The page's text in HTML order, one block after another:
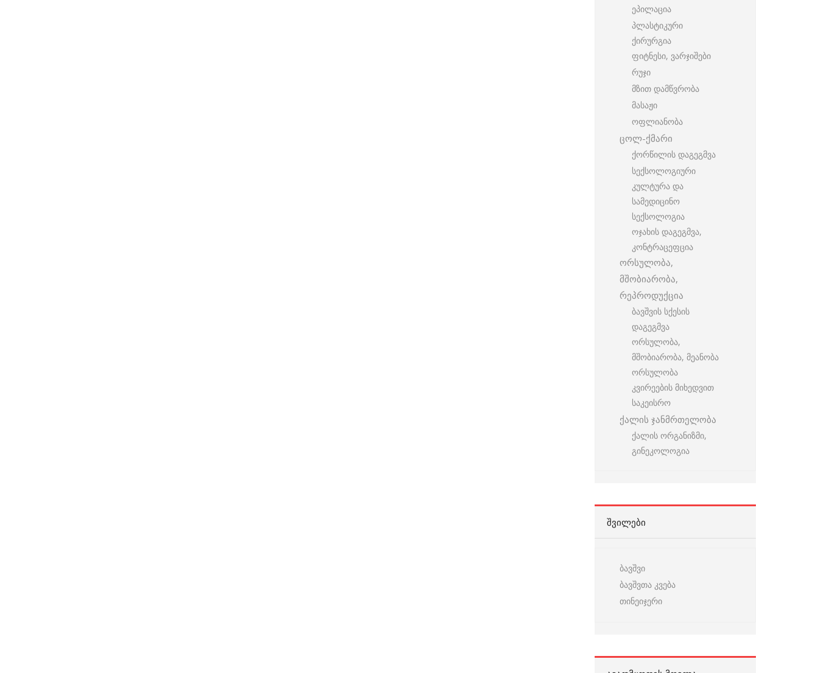
ეპილაცია
პლასტიკური
ქირურგია
ფიტნესი, ვარჯიშები
რუჯი
მზით დამწვრობა
მასაჟი
ოფლიანობა
ცოლ-ქმარი
ქორწილის დაგეგმვა
სექსოლოგიური
კულტურა და
სამედიცინო
სექსოლოგია
ოჯახის დაგეგმვა,
კონტრაცეფცია
ორსულობა,
მშობიარობა,
რეპროდუქცია
ბავშვის სქესის
დაგეგმვა
ორსულობა,
მშობიარობა, მეანობა
ორსულობა
კვირეების მიხედვით
საკეისრო
ქალის ჯანმრთელობა
ქალის ორგანიზმი,
გინეკოლოგია
ᲨᲕᲘᲚᲔᲑᲘ
ბავშვი
ბავშვთა კვება
თინეიჯერი